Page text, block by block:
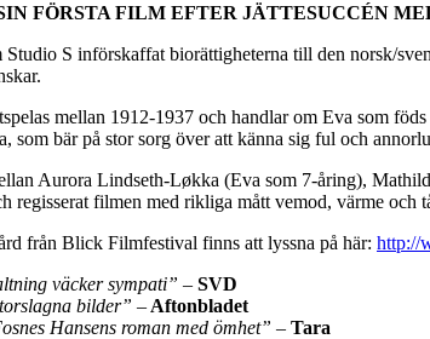
FÖRSTA FILM EFTER JÄTTESUCCÉN
Studio S införskaffat biorättigheterna till den norsk/
mellan 1912-1937 och handlar om Eva som
som bär på stor sorg över att känna sig ful och
Aurora Lindseth-Løkka (Eva som 7-åring),
regisserat filmen med rikliga mått vemod, värme och
från Blick Filmfestival finns att lyssna på här: http://
väcker sympati” – SVD
bilder” – Aftonbladet
Hansens roman med ömhet” – Tara